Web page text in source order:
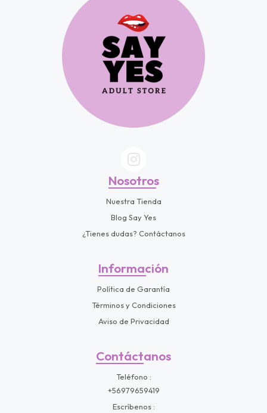
Nosotros
Nuestra Tienda
Blog Say Yes
¿Tienes dudas? Contáctanos
Información
Política de Garantía
Términos y Condiciones
Aviso de Privacidad
Contáctanos
Teléfono
+56979659419
Escríbenos